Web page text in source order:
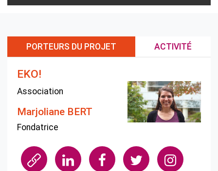
PORTEURS DU PROJET ACTIVITÉ
EKO!
Association
Marjoliane BERT
Fondatrice